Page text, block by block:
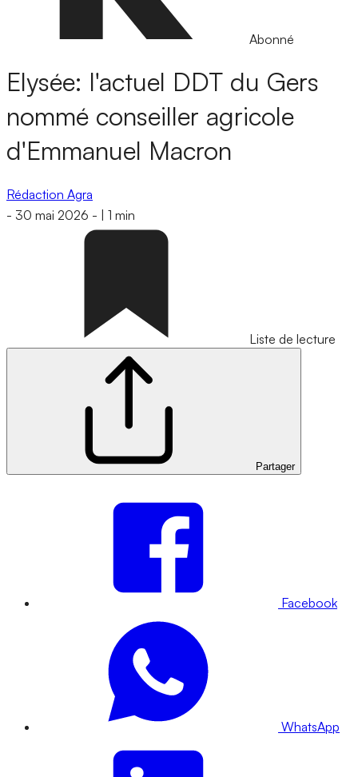
Abonné
Elysée: l'actuel DDT du Gers
nommé conseiller agricole
d'Emmanuel Macron
Rédaction Agra
- 30 mai 2026 - 1 min
Liste de lecture
Partager
Facebook
WhatsApp